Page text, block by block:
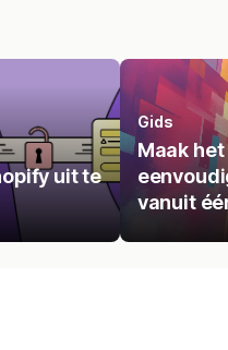
uit te
Gids
Maak
vanuit